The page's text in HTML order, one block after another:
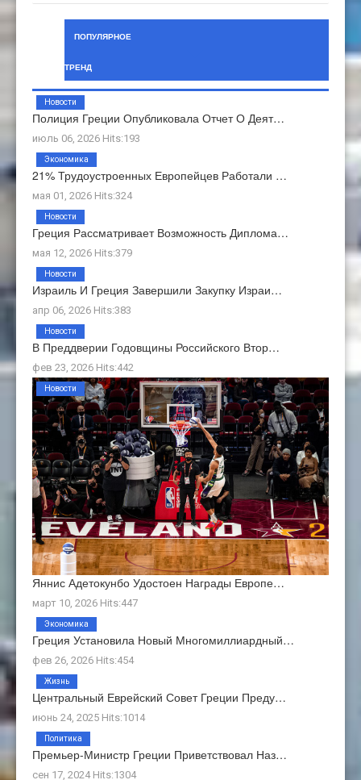
ПОПУЛЯРНОЕ
ТРЕНД
Полиция Греции Опубликовала Отчет О Деят…
июль 06, 2026 Hits:193
Новости
21% Трудоустроенных Европейцев Работали …
мая 01, 2026 Hits:324
Экономика
Греция Рассматривает Возможность Диплома…
мая 12, 2026 Hits:379
Новости
Израиль И Греция Завершили Закупку Израи…
апр 06, 2026 Hits:383
Новости
В Преддверии Годовщины Российского Втор…
фев 23, 2026 Hits:442
Новости
Яннис Адетокунбо Удостоен Награды Европе…
март 10, 2026 Hits:447
Новости
Греция Установила Новый Многомиллиардный…
фев 26, 2026 Hits:454
Экономика
Центральный Еврейский Совет Греции Преду…
июнь 24, 2025 Hits:1014
Жизнь
Премьер-Министр Греции Приветствовал Наз…
сен 17, 2024 Hits:1304
Политика